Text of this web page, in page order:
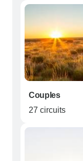
Couples
27 circuits